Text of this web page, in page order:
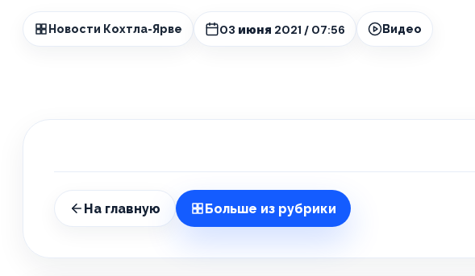
Новости Кохтла-Ярве 03 июня 2021 / 07:56 Видео
На главную Больше из рубрики